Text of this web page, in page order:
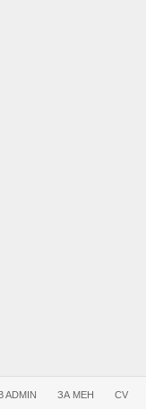
ADMIN ЗА МЕН
CV